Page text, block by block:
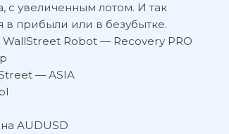
с увеличенным лотом. И так
в прибыли или в безубытке.
Robot — Recovery PRO
— ASIA
AUDUSD